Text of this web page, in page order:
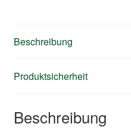
Beschreibung
Produktsicherheit
Beschreibung